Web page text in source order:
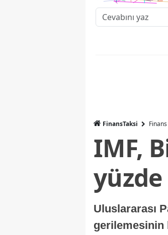
FinansTaksi Finans
IMF,
Uluslararası
gerilemesinin